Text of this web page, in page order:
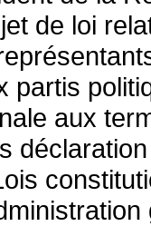
de loi
partis
aux